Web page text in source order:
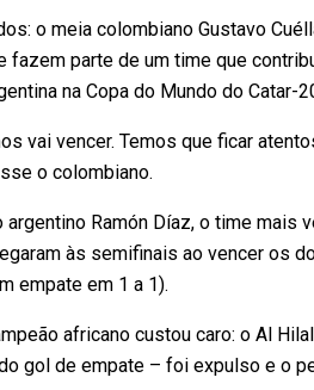
o meia colombiano Gustavo
parte de um time que
na Copa do Mundo do Catar-
vai vencer. Temos que ficar
o colombiano.
Ramón Díaz, o time mais
às semifinais ao vencer os
empate em 1 a 1).
africano custou caro: o Al
gol de empate – foi expulso e o